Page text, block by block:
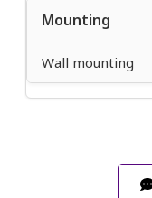
Mounting
Wall mounting